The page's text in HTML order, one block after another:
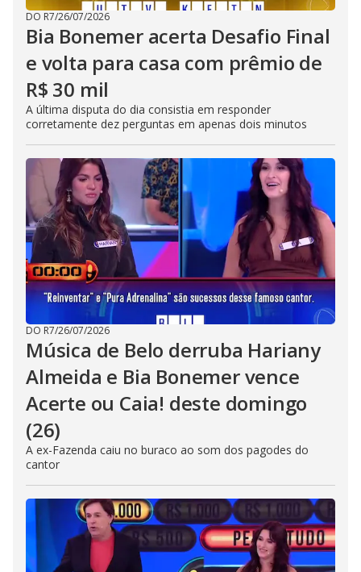
DO R7/26/07/2026
Bia Bonemer acerta Desafio Final
e volta para casa com prêmio de
R$ 30 mil
A última disputa do dia consistia em responder
corretamente dez perguntas em apenas dois minutos
DO R7/26/07/2026
Música de Belo derruba Hariany
Almeida e Bia Bonemer vence
Acerte ou Caia! deste domingo
(26)
A ex-Fazenda caiu no buraco ao som dos pagodes do
cantor